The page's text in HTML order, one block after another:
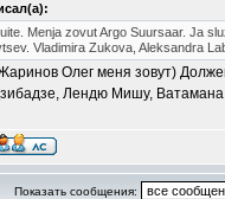
Menja zovut Argo Suursaar. Ja
Vladimira Zukova, Aleksandra
Олег меня зовут)
Лендю Мишу, Ватамана
Показать сообщения: